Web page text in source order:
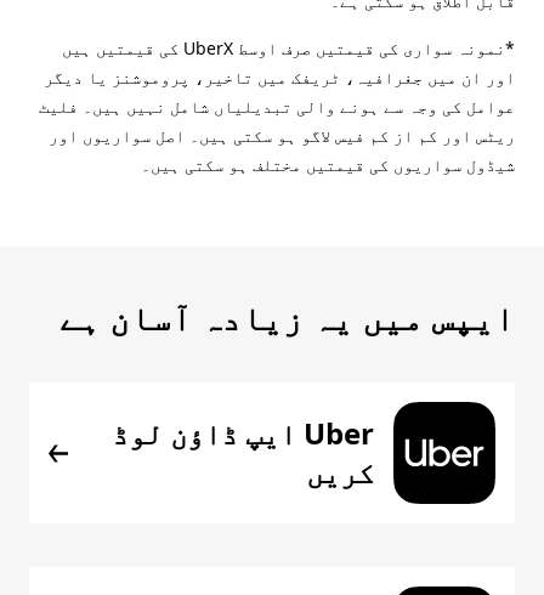
*نمونہ سواری کی قیمتیں صرف اوسط UberX کی قیمتیں ہیں
اور ان میں جغرافیہ، ٹریفک میں تاخیر، پروموشنز یا دیگر
عوامل کی وجہ سے ہونے والی تبدیلیاں شامل نہیں ہیں۔ فلیٹ
ریٹس اور کم از کم فیس لاگو ہو سکتی ہیں۔ اصل سواریوں اور
شیڈول سواریوں کی قیمتیں مختلف ہو سکتی ہیں۔
ایپس میں یہ زیادہ آسان ہے
Uber ایپ ڈاؤن لوڈ
کریں